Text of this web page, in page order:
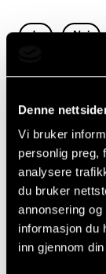
Denne
Vi bruker
personlig preg,
analysere
du bruker
annonsering
informasjon du
inn gjennom
Organisasjon
Hvem gjør
L
v
e
t
h
i
s
f
Ja Nei
Tilrettelegging
Permisjon fra
Pensum som
Innpassing av
Innpassing av